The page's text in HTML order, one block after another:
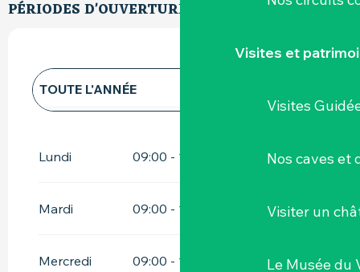
Visites et
Visites
Nos caves et
Visiter un
Le Musée du
PÉRIODES D'OUVERTURE
TOUTE L'ANNÉE
Lundi
09:00 - 12:30 14:00 - 17:00
Mardi 09:00 - 12:30 14:00 - 17:00
Mercredi 09:00 - 12:30 14:00 - 17:00